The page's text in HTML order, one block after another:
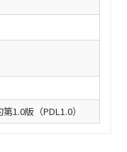
1.0版（PDL1.0）